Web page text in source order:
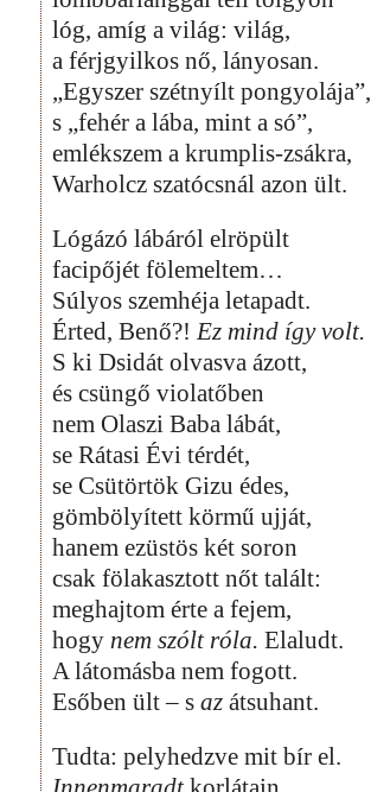
lóg, amíg a világ: világ,
a férjgyilkos nő, lányosan.
„Egyszer szétnyílt pongyolája”,
s „fehér a lába, mint a só”,
emlékszem a krumplis-zsákra,
Warholcz szatócsnál azon ült.
Lógázó lábáról elröpült
facipőjét fölemeltem…
Súlyos szemhéja letapadt.
Érted, Benő?! Ez mind így volt.
S ki Dsidát olvasva ázott,
és csüngő violatőben
nem Olaszi Baba lábát,
se Rátasi Évi térdét,
se Csütörtök Gizu édes,
gömbölyített körmű ujját,
hanem ezüstös két soron
csak fölakasztott nőt talált:
meghajtom érte a fejem,
hogy nem szólt róla. Elaludt.
A látomásba nem fogott.
Esőben ült – s az átsuhant.
Tudta: pelyhedzve mit bír el.